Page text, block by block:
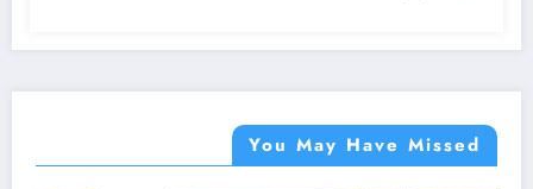
You May Have Missed